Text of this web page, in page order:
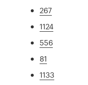
267
1124
556
81
1133